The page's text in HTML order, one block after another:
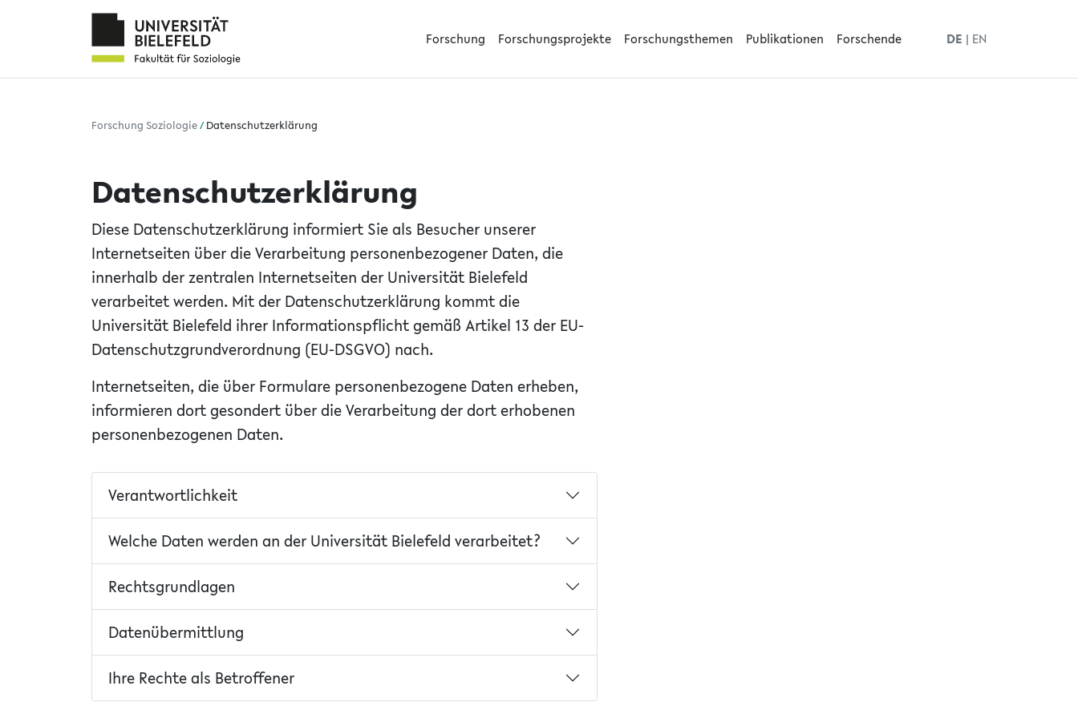
Forschung Forschungsprojekte Forschungsthemen Publikationen Forschende DE | EN
Forschung Soziologie/ Datenschutzerklärung
Datenschutzerklärung
Diese Datenschutzerklärung informiert Sie als Besucher unserer
Internetseiten über die Verarbeitung personenbezogener Daten, die
innerhalb der zentralen Internetseiten der Universität Bielefeld
verarbeitet werden. Mit der Datenschutzerklärung kommt die
Universität Bielefeld ihrer Informationspflicht gemäß Artikel 13 der EU-
Datenschutzgrundverordnung (EU-DSGVO) nach.
Internetseiten, die über Formulare personenbezogene Daten erheben,
informieren dort gesondert über die Verarbeitung der dort erhobenen
personenbezogenen Daten.
Verantwortlichkeit
Welche Daten werden an der Universität Bielefeld verarbeitet?
Rechtsgrundlagen
Datenübermittlung
Ihre Rechte als Betroffener